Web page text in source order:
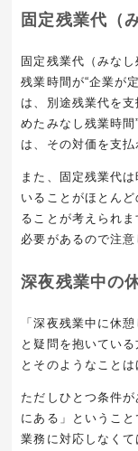
固定残業代（
固定残業代（みな
残業時間が“企業が
は、別途残業代を
めたみなし残業時間 ”
は、その対価を支払
また、固定残業代
いることがほとん
ることが考えられ
必要があるので注意
深夜残業中の
「深夜残業中に休
と疑問を抱いてい
とそのようなことは
ただしひとつ条件
にある」というこ
業務に対応しなく